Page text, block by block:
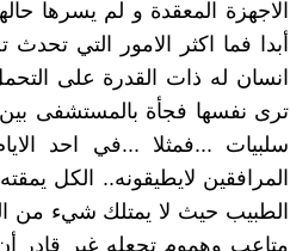
الاجهزة المعقدة و لم يسرها
أبدا فما اكثر الامور التي
انسان له ذات القدرة على
ترى نفسها فجأة بالمستشفى
سلبيات ...فمثلا ...في احد
المرافقين لايطيقونه.. الكل
الطبيب حيث لا يمتلك شيء من
متاعب وهموم تجعله غير قادر